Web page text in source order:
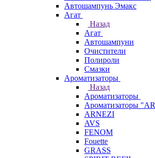
Автошампунь Эмакс
Агат
Назад
Агат
Автошампуни
Очистители
Полироли
Смазки
Ароматизаторы
Назад
Ароматизаторы
Ароматизаторы
ARNEZI
AVS
FENOM
Fouette
GRASS